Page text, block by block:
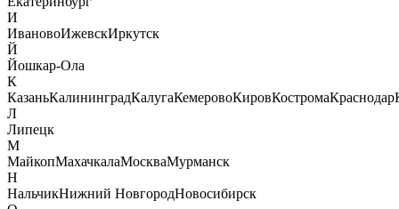
И
ИвановоИжевскИркутск
Й
Йошкар-Ола
К
КазаньКалининградКалугаКемеровоКировКостромаКраснодар
Л
Липецк
М
МайкопМахачкалаМоскваМурманск
Н
НальчикНижний НовгородНовосибирск